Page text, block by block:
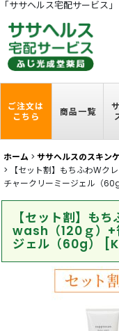
「ササヘルス宅配サービス」
ご注文は
こちら
商品一覧
ホーム > ササヘルスのスキン
>
【セット割】もちふわW
チャークリーミージェル（60g
【セット割】も
wash（120ｇ）+
ジェル（60g） [